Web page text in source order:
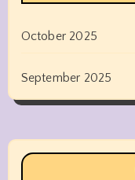
October 2025
September 2025